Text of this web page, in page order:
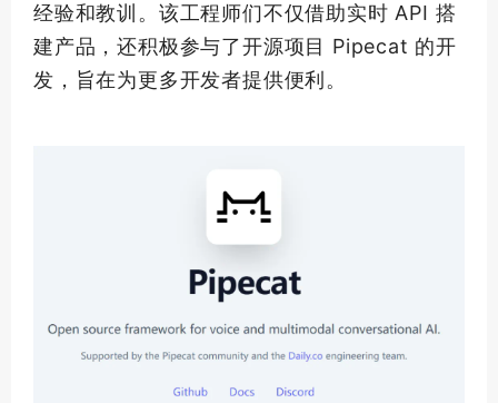
经验和教训。该工程师们不仅借助实时 API 搭
建产品，还积极参与了开源项目 Pipecat 的开
发，旨在为更多开发者提供便利。